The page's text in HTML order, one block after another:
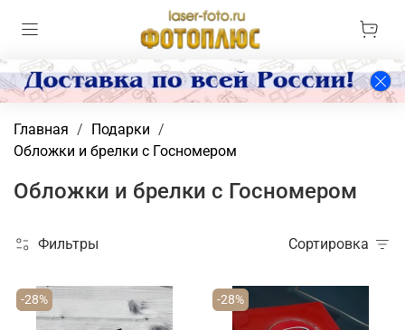
Главная
Подарки
Обложки и брелки с Госномером
Обложки и брелки с Госномером
Фильтры Сортировка
-28% -28%